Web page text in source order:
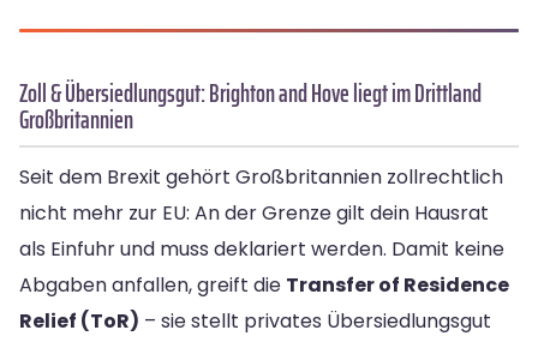
Zoll & Übersiedlungsgut: Brighton and Hove liegt im Drittland
Großbritannien
Seit dem Brexit gehört Großbritannien zollrechtlich
nicht mehr zur EU: An der Grenze gilt dein Hausrat
als Einfuhr und muss deklariert werden. Damit keine
Abgaben anfallen, greift die Transfer of Residence
Relief (ToR) – sie stellt privates Übersiedlungsgut